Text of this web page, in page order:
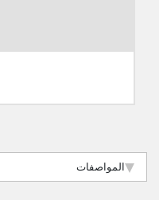
المواصفات